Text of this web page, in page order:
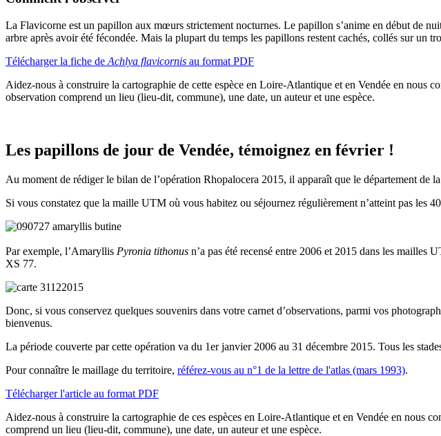
La Flavicorne est un papillon aux mœurs strictement nocturnes. Le papillon s’anime en début de
arbre après avoir été fécondée. Mais la plupart du temps les papillons restent cachés, collés sur un
Télécharger la fiche de Achlya flavicornis au format PDF
Aidez-nous à construire la cartographie de cette espèce en Loire-Atlantique et en Vendée en nous
observation comprend un lieu (lieu-dit, commune), une date, un auteur et une espèce.
Les papillons de jour de Vendée, témoignez en février !
Au moment de rédiger le bilan de l’opération Rhopalocera 2015, il apparaît que le département de
Si vous constatez que la maille UTM où vous habitez ou séjournez régulièrement n’atteint pas les
Par exemple, l’Amaryllis Pyronia tithonus n’a pas été recensé entre 2006 et 2015 dans les
XS 77.
Donc, si vous conservez quelques souvenirs dans votre carnet d’observations, parmi vos
bienvenus.
La période couverte par cette opération va du 1er janvier 2006 au 31 décembre 2015. Tous les
Pour connaître le maillage du territoire, référez-vous au n°1 de la lettre de l'atlas (mars 1993).
Télécharger l'article au format PDF
Aidez-nous à construire la cartographie de ces espèces en Loire-Atlantique et en Vendée en nous
comprend un lieu (lieu-dit, commune), une date, un auteur et une espèce.